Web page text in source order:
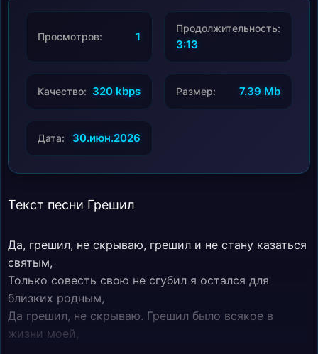
Просмотров: 1
Продолжительность:
3:13
Качество: 320 kbps Размер: 7.39 Mb
Дата: 30.июн.2026
Текст песни Грешил
Да, грешил, не скрываю, грешил и не стану казаться
святым,
Только совесть свою не сгубил я остался для
близких родным,
Да грешил, не скрываю. Грешил было всякое в
жизни моей,